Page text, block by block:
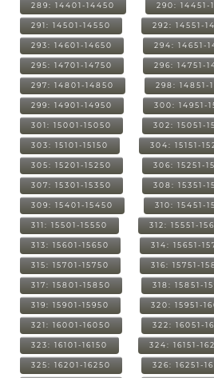
289: 14401-14450 290: 14451-
291: 14501-14550 292: 14551-
293: 14601-14650 294: 14651-
295: 14701-14750 296: 14751-
297: 14801-14850 298: 14851-
299: 14901-14950 300: 14951-
301: 15001-15050 302: 15051-
303: 15101-15150 304: 15151-
305: 15201-15250 306: 15251-
307: 15301-15350 308: 15351-
309: 15401-15450 310: 15451-
311: 15501-15550 312: 15551-
313: 15601-15650 314: 15651-
315: 15701-15750 316: 15751-
317: 15801-15850 318: 15851-
319: 15901-15950 320: 15951-
321: 16001-16050 322: 16051-
323: 16101-16150 324: 16151-
325: 16201-16250 326: 16251-